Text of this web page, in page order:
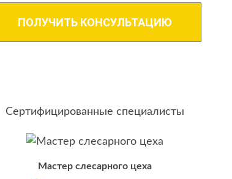
ПОЛУЧИТЬ КОНСУЛЬТАЦИЮ
Сертифицированные специалисты
Мастер слесарного цеха